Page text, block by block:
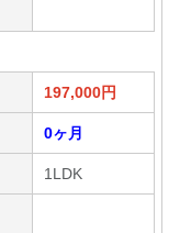
197,000円
0ヶ月
1LDK